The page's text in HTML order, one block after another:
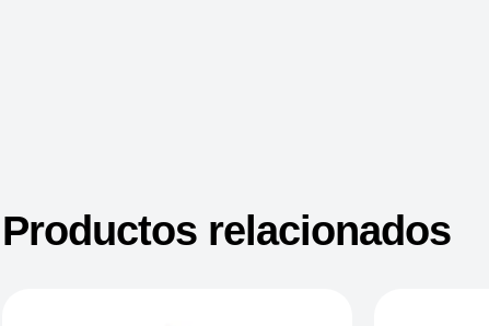
Productos relacionados